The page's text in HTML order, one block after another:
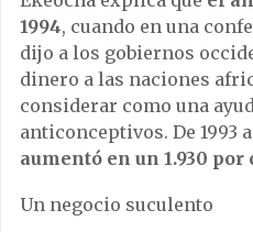
1994, cuando en una
dijo a los gobiernos
dinero a las naciones
considerar como una
anticonceptivos. De 1993 a
aumentó en un 1.930 por
Un negocio suculento